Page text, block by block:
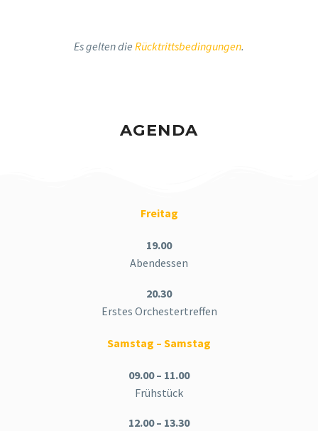
Es gelten die Rücktrittsbedingungen.
AGENDA
Freitag
19.00
Abendessen
20.30
Erstes Orchestertreffen
Samstag – Samstag
09.00 – 11.00
Frühstück
12.00 – 13.30